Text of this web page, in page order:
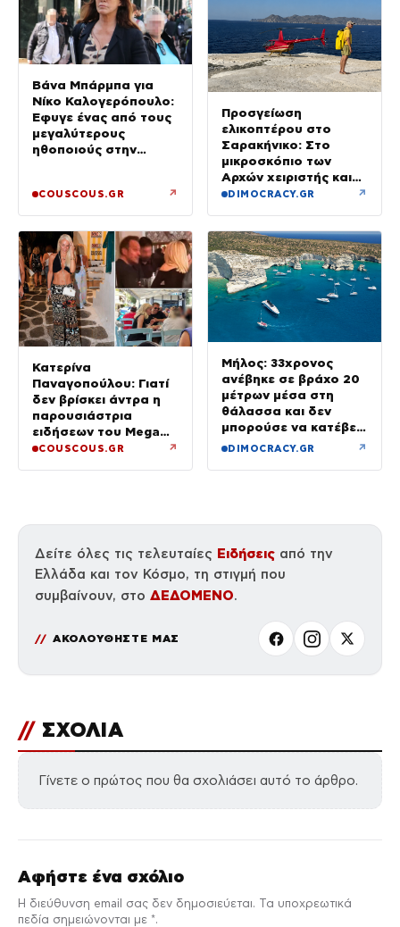
Βάνα Μπάρμπα για
Νίκο Καλογερόπουλο:
Έφυγε ένας από τους
μεγαλύτερους
ηθοποιούς στην
COUSCOUS.GR ↗
Προσγείωση
ελικοπτέρου στο
Σαρακήνικο: Στο
μικροσκόπιο των
Αρχών χειριστής και
ιδιοκτήτης
DIMOCRACY.GR ↗
Κατερίνα
Παναγοπούλου: Γιατί
δεν βρίσκει άντρα η
παρουσιάστρια
ειδήσεων του Mega
μετά τον Ντέμη
COUSCOUS.GR ↗
Μήλος: 33χρονος
ανέβηκε σε βράχο 20
μέτρων μέσα στη
θάλασσα και δεν
μπορούσε να κατέβει
– Επιχείρηση
DIMOCRACY.GR ↗
Δείτε όλες τις τελευταίες Ειδήσεις από την
Ελλάδα και τον Κόσμο, τη στιγμή που
συμβαίνουν, στο ΔΕΔΟΜΕΝΟ.
ΑΚΟΛΟΥΘΗΣΤΕ ΜΑΣ
// ΣΧΟΛΙΑ
Γίνετε ο πρώτος που θα σχολιάσει αυτό το άρθρο.
Αφήστε ένα σχόλιο
Η διεύθυνση email σας δεν δημοσιεύεται. Τα υποχρεωτικά
πεδία σημειώνονται με *.